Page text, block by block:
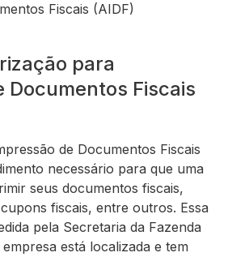
Fiscais (AIDF)
para
Documentos Fiscais
de Documentos Fiscais
necessário para que uma
seus documentos fiscais,
fiscais, entre outros. Essa
pela Secretaria da Fazenda
está localizada e tem